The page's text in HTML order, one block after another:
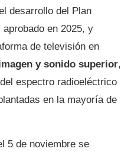
desarrollo del Plan
en 2025, y
de televisión en
y sonido superior,
espectro radioeléctrico
en la mayoría de
5 de noviembre se